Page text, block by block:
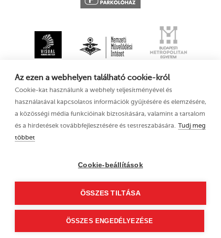
Az ezen a webhelyen található cookie-król
Cookie-kat használunk a webhely teljesítményével és
használatával kapcsolatos információk gyűjtésére és elemzésére,
a közösségi média funkcióinak biztosítására, valamint a tartalom
és a hirdetések továbbfejlesztésére és testreszabására. Tudj meg
többet
Cookie-beállítások
ÖSSZES TILTÁSA
ÖSSZES ENGEDÉLYEZÉSE
XV. Kecskeméti
2021. augusztus 11–
15.
Ferenc u. 21.
+36 76 481 788